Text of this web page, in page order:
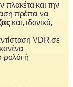
πλακέτα και την
πρέπει να
και, ιδανικά,
VDR σε
ρολόι ή